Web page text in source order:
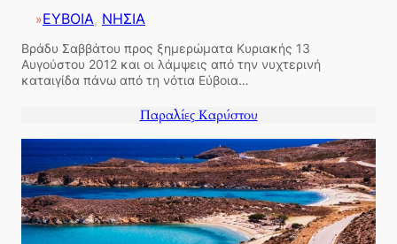
»ΕΥΒΟΙΑ, ΝΗΣΙΑ
Βράδυ Σαββάτου προς ξημερώματα Κυριακής 13
Αυγούστου 2012 και οι λάμψεις από την νυχτερινή
καταιγίδα πάνω από τη νότια Εύβοια…
Παραλίες Καρύστου